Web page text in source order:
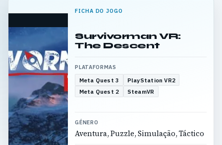
FICHA DO JOGO
Survivorman VR:
The Descent
PLATAFORMAS
Meta Quest 3
PlayStation VR2
Meta Quest 2
SteamVR
GÉNERO
Aventura, Puzzle, Simulação, Táctico